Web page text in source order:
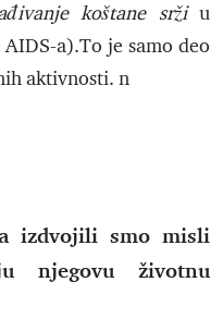
koštane sržiu
a).To je samo deo
aktivnosti. n
izdvojili smo misli
njegovu životnu